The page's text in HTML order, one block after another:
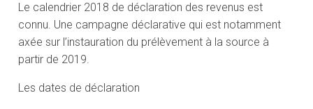
Le calendrier 2018 de déclaration des revenus est
connu. Une campagne déclarative qui est notamment
axée sur l’instauration du prélèvement à la source à
partir de 2019.
Les dates de déclaration